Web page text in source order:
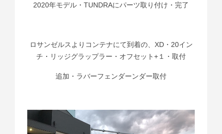
2020年モデル・TUNDRAにパーツ取り付け・完了
ロサンゼルスよりコンテナにて到着の、XD・20イン
チ・リッジグラップラー・オフセット+１・取付
追加・ラバーフェンダーンダー取付